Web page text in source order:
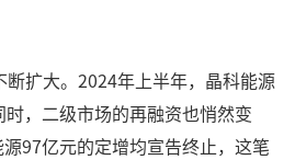
断扩大。2024年上半年，晶科能源
，二级市场的再融资也悄然变
97亿元的定增均宣告终止，这笔